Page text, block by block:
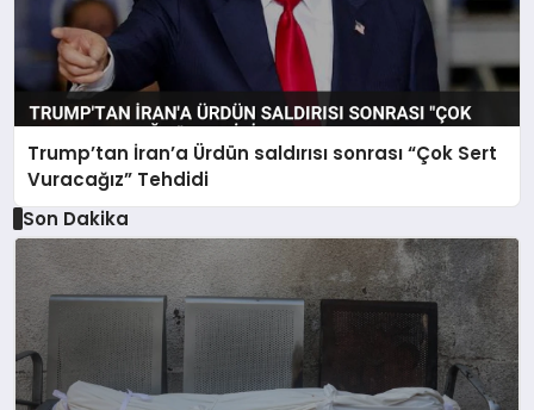
Trump’tan İran’a Ürdün saldırısı sonrası “Çok Sert
Vuracağız” Tehdidi
Son Dakika